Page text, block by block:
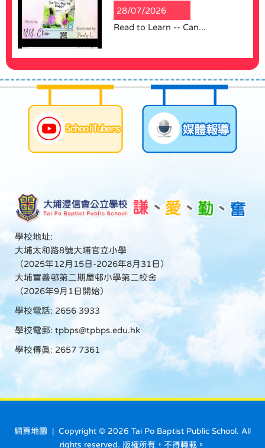
28/07/2026
Read to Learn -- Can...
學校地址:
大埔太和路8號大埔官立小學
（2025年12月15日-2026年8月31日）
大埔富善邨第二期屋邨小學第二校舍
（2026年9月1日開始）
學校電話: 2656 3933
學校電郵: tpbps@tpbps.edu.hk
學校傳真: 2657 7361
網頁地圖 | Copyright © 2026 Tai Po Baptist Public School. All
rights reserved. 版權所有，不得轉載。